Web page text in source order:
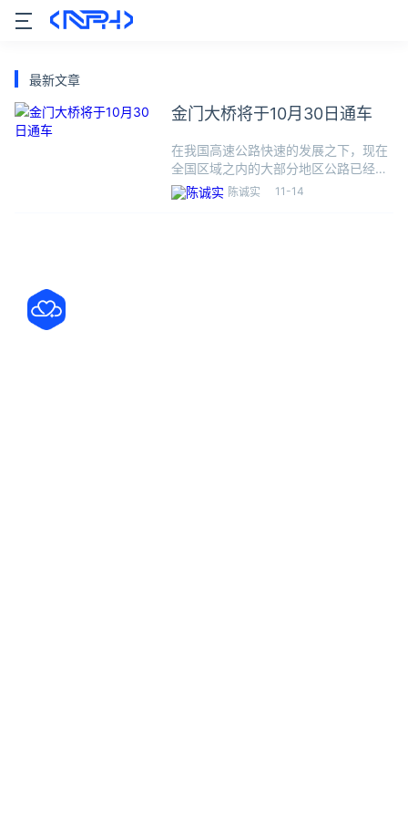
最新文章
金门大桥将于10月30日通车
在我国高速公路快速的发展之下，现在
全国区域之内的大部分地区公路已经覆
盖了，各大的地区交通都已经十分发
达。在这样的情况之下，更是在一些水
陈诚实 11-14